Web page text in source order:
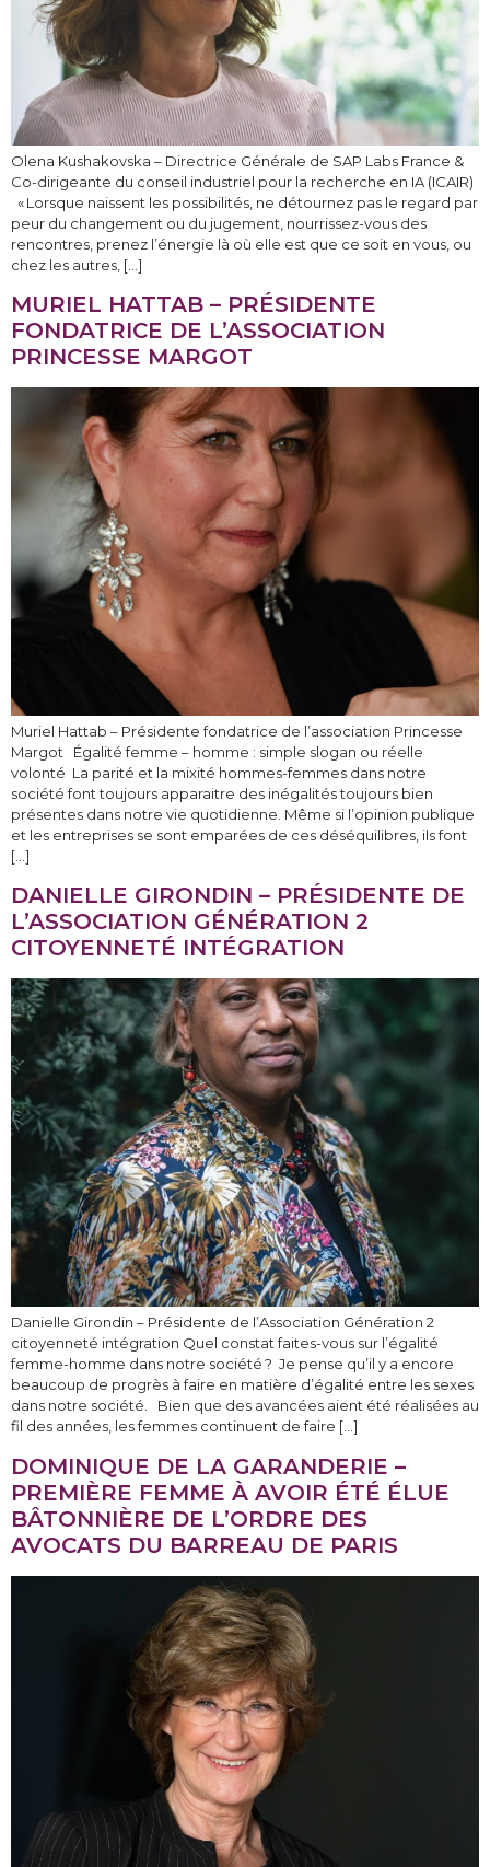
Olena Kushakovska – Directrice Générale de SAP Labs France &
Co-dirigeante du conseil industriel pour la recherche en IA (ICAIR)
« Lorsque naissent les possibilités, ne détournez pas le regard par
peur du changement ou du jugement, nourrissez-vous des
rencontres, prenez l’énergie là où elle est que ce soit en vous, ou
chez les autres, […]
MURIEL HATTAB – PRÉSIDENTE
FONDATRICE DE L’ASSOCIATION
PRINCESSE MARGOT
Muriel Hattab – Présidente fondatrice de l’association Princesse
Margot Égalité femme – homme : simple slogan ou réelle
volonté La parité et la mixité hommes-femmes dans notre
société font toujours apparaitre des inégalités toujours bien
présentes dans notre vie quotidienne. Même si l’opinion publique
et les entreprises se sont emparées de ces déséquilibres, ils font
[…]
DANIELLE GIRONDIN – PRÉSIDENTE DE
L’ASSOCIATION GÉNÉRATION 2
CITOYENNETÉ INTÉGRATION
Danielle Girondin – Présidente de l’Association Génération 2
citoyenneté intégration Quel constat faites-vous sur l’égalité
femme-homme dans notre société ? Je pense qu’il y a encore
beaucoup de progrès à faire en matière d’égalité entre les sexes
dans notre société. Bien que des avancées aient été réalisées au
fil des années, les femmes continuent de faire […]
DOMINIQUE DE LA GARANDERIE –
PREMIÈRE FEMME À AVOIR ÉTÉ ÉLUE
BÂTONNIÈRE DE L’ORDRE DES
AVOCATS DU BARREAU DE PARIS